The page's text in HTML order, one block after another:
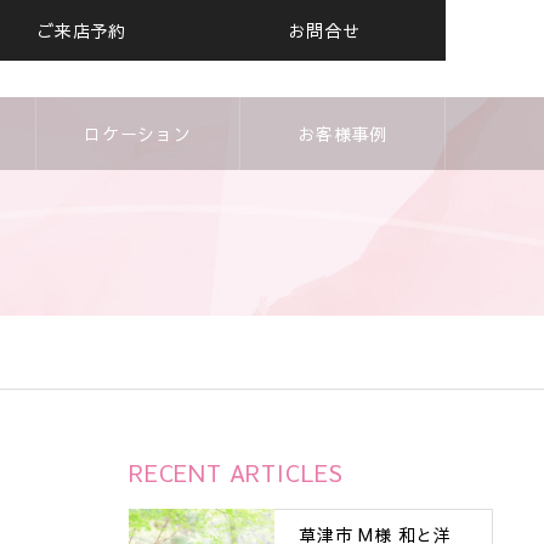
ご来店予約 お問合せ
ロケーション お客様事例
RECENT ARTICLES
草津市 M様 和と洋